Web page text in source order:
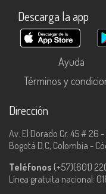
Descarga la app
Ayuda
Términos y
Dirección
Av. El Dorado Cr. 45 # 26 -
Bogotá D.C, Colombia -
Teléfonos (+57)(601)
Línea gratuita nacional: